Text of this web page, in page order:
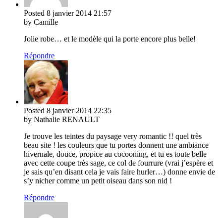
Posted 8 janvier 2014 21:57
by Camille
Jolie robe… et le modèle qui la porte encore plus belle!
Répondre
Posted 8 janvier 2014 22:35
by Nathalie RENAULT
Je trouve les teintes du paysage very romantic !! quel très
beau site ! les couleurs que tu portes donnent une ambiance
hivernale, douce, propice au cocooning, et tu es toute belle
avec cette coupe très sage, ce col de fourrure (vrai j’espère et
je sais qu’en disant cela je vais faire hurler…) donne envie de
s’y nicher comme un petit oiseau dans son nid !
Répondre